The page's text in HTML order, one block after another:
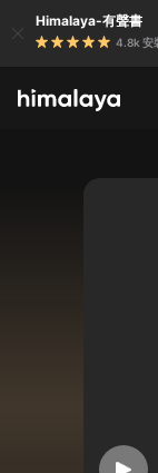
Himalaya-有聲書
4.8k 安